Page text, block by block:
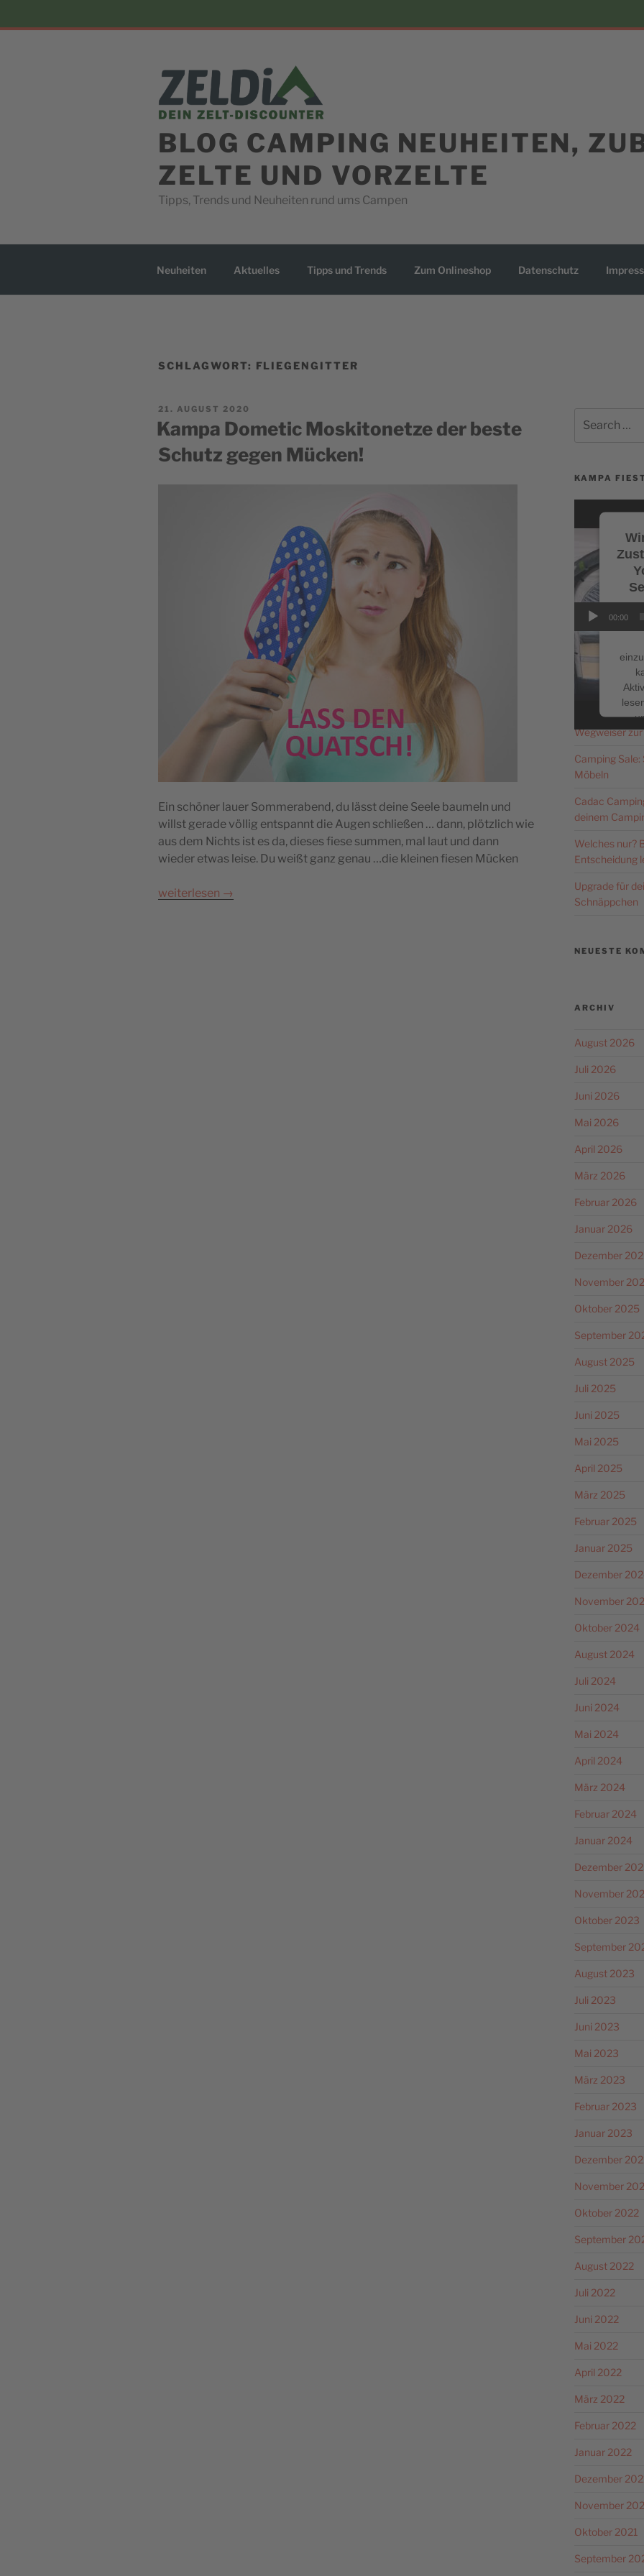
to
BLOG CAMPING NEUHEITEN,
ZELTE UND VORZELTE
Tipps, Trends und Neuheiten rund ums Campen
Neuheiten Aktuelles Tipps und Trends Zum Onlineshop Datenschutz
SCHLAGWORT: FLIEGENGITTER
POSTED
21. AUGUST 2020
Kampa Dometic Moskitonetze der beste
Schutz gegen Mücken!
Ein schöner lauer Sommerabend, du lässt deine Seele baumeln und
willst gerade völlig entspannt die Augen schließen … dann, plötzlich wie
aus dem Nichts ist es da, dieses fiese summen, mal laut und dann
wieder etwas leise. Du weißt ganz genau …die kleinen fiesen Mücken
weiterlesen →
for:
KAMPA
00:00
NEUESTE
Caravan
Wegweiser
Camping Sale:
Möbeln
Cadac
deinem
Welches nur?
Entscheidung
Upgrade für
Schnäppchen
NEUESTE
ARCHIV
August 2026
Juli 2026
Juni 2026
Mai 2026
April 2026
März 2026
Februar 2026
Januar 2026
Dezember
November
Oktober 2025
September
August 2025
Juli 2025
Juni 2025
Mai 2025
April 2025
März 2025
Februar 2025
Januar 2025
Dezember
November
Oktober 2024
August 2024
Juli 2024
Juni 2024
Mai 2024
April 2024
März 2024
Februar 2024
Januar 2024
Dezember
November
Oktober 2023
September
August 2023
Juli 2023
Juni 2023
Mai 2023
März 2023
Februar 2023
Januar 2023
Dezember
November
Oktober 2022
September
August 2022
Juli 2022
Juni 2022
Mai 2022
April 2022
März 2022
Februar 2022
Januar 2022
Dezember
November
Oktober 2021
September
Facebook